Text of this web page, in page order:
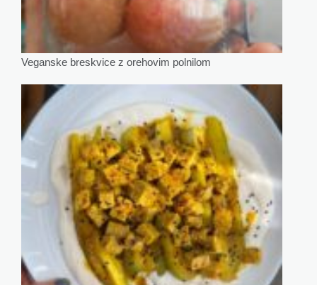
Veganske breskvice z orehovim polnilom